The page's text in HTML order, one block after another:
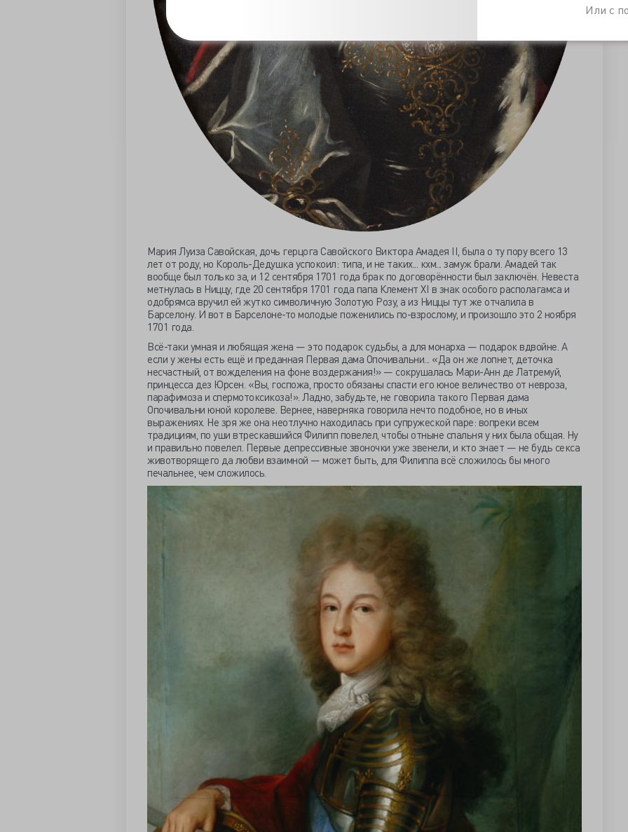
Или с
Мария Луиза Савойская, дочь герцога Савойского Виктора Амадея II, была о ту пору всего 13
лет от роду, но Король-Дедушка успокоил: типа, и не таких... кхм... замуж брали. Амадей так
вообще был только за, и 12 сентября 1701 года брак по договорённости был заключён. Невеста
метнулась в Ниццу, где 20 сентября 1701 года папа Клемент XI в знак особого располагамса и
одобрямса вручил ей жутко символичную Золотую Розу, а из Ниццы тут же отчалила в
Барселону. И вот в Барселоне-то молодые поженились по-взрослому, и произошло это 2 ноября
1701 года.
Всё-таки умная и любящая жена — это подарок судьбы, а для монарха — подарок вдвойне. А
если у жены есть ещё и преданная Первая дама Опочивальни... «Да он же лопнет, деточка
несчастный, от вожделения на фоне воздержания!» — сокрушалась Мари-Анн де Латремуй,
принцесса дез Юрсен. «Вы, госпожа, просто обязаны спасти его юное величество от невроза,
парафимоза и спермотоксикоза!». Ладно, забудьте, не говорила такого Первая дама
Опочивальни юной королеве. Вернее, наверняка говорила нечто подобное, но в иных
выражениях. Не зря же она неотлучно находилась при супружеской паре: вопреки всем
традициям, по уши втрескавшийся Филипп повелел, чтобы отныне спальня у них была общая. Ну
и правильно повелел. Первые депрессивные звоночки уже звенели, и кто знает — не будь секса
животворящего да любви взаимной — может быть, для Филиппа всё сложилось бы много
печальнее, чем сложилось.